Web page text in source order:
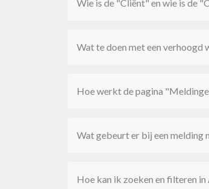
Wie is de "Cliënt" en wie is de
Wat te doen met een verhoogd
Hoe werkt de pagina
Wat gebeurt er bij een melding
Hoe kan ik zoeken en filteren